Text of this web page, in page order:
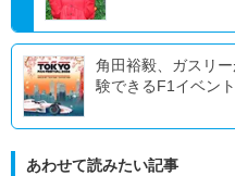
角田裕毅、ガスリ
験できるF1イベン
あわせて読みたい記事